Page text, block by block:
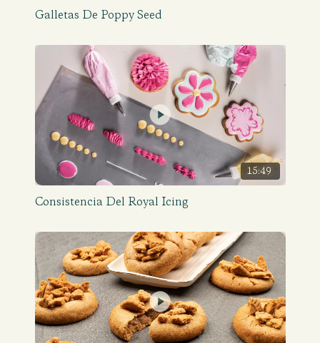
Galletas De Poppy Seed
15:49
Consistencia Del Royal Icing